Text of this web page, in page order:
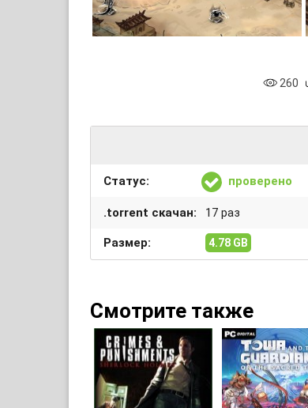
260
Статус: проверено
.torrent скачан: 17 раз
Размер: 4.78 GB
Смотрите также